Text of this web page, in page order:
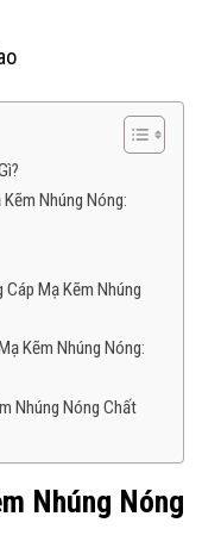
Nhúng Nóng:
Cáp Mạ Kẽm Nhúng
Kẽm Nhúng Nóng:
Nhúng Nóng Chất
Nhúng Nóng